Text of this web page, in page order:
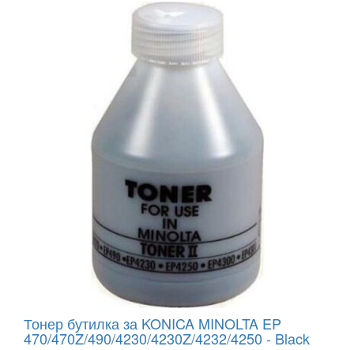
Тонер бутилка за KONICA MINOLTA EP
470/470Z/490/4230/4230Z/4232/4250 - Black